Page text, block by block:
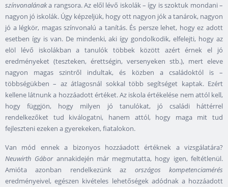
színvonalánaka rangsora. Az elől lévő iskolák – így is szoktuk mondani –
nagyon jó iskolák. Úgy képzeljük, hogy ott nagyon jók a tanárok, nagyon
jó a légkör, magas színvonalú a tanítás. És persze lehet, hogy ez adott
esetben így is van. De mindenki, aki így gondolkodik, elfelejti, hogy az
elöl lévő iskolákban a tanulók többek között azért érnek el jó
eredményeket (teszteken, érettségin, versenyeken stb.), mert eleve
nagyon magas szintről indultak, és közben a családoktól is –
többségükben – az átlagosnál sokkal több segítséget kaptak. Ezért
kellene látnunk a hozzáadott értéket. Az iskola értékelése nem attól kell,
hogy függjön, hogy milyen jó tanulókat, jó családi háttérrel
rendelkezőket tud kiválogatni, hanem attól, hogy maga mit tud
fejleszteni ezeken a gyerekeken, fiatalokon.
Van mód ennek a bizonyos hozzáadott értéknek a vizsgálatára?
Neuwirth Gáborannakidején már megmutatta, hogy igen, feltétlenül.
Amióta azonban rendelkezünk az országos kompetenciamérés
eredményeivel, egészen kivételes lehetőségek adódnak a hozzáadott